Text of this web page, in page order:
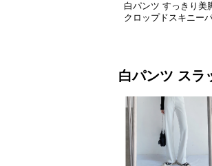
白パンツ すっきり美
クロップドスキニー
白パンツ スラ